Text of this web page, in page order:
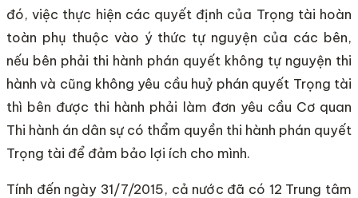
đó, việc thực hiện các quyết định của Trọng tài hoàn
toàn phụ thuộc vào ý thức tự nguyện của các bên,
nếu bên phải thi hành phán quyết không tự nguyện thi
hành và cũng không yêu cầu huỷ phán quyết Trọng tài
thì bên được thi hành phải làm đơn yêu cầu Cơ quan
Thi hành án dân sự có thẩm quyền thi hành phán quyết
Trọng tài để đảm bảo lợi ích cho mình.
Tính đến ngày 31/7/2015, cả nước đã có 12 Trung tâm